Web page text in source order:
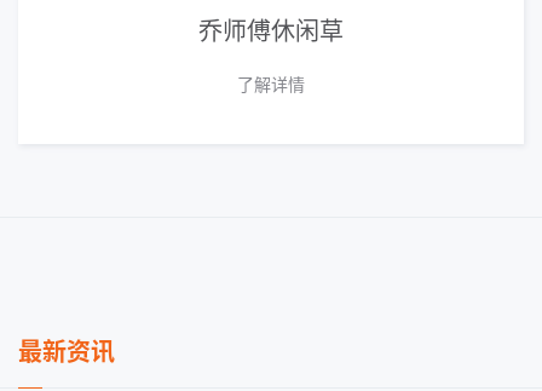
乔师傅休闲草
了解详情
最新资讯